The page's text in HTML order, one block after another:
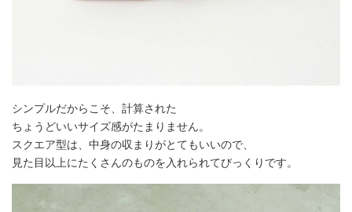
シンプルだからこそ、計算された
ちょうどいいサイズ感がたまりません。
スクエア型は、中身の収まりがとてもいいので、
見た目以上にたくさんのものを入れられてびっくりです。